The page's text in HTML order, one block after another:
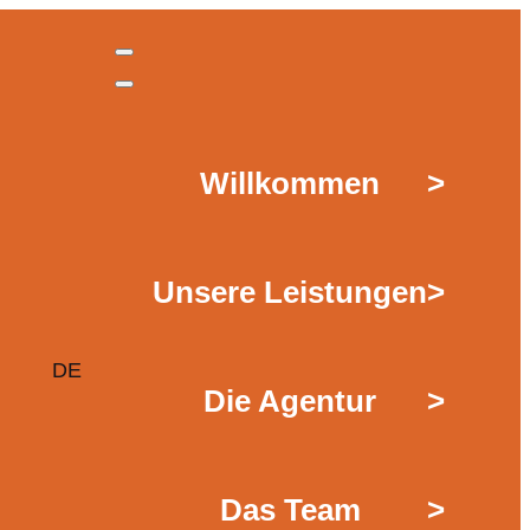
DE
Willkommen >
Unsere Leistungen>
Die Agentur >
Das Team >